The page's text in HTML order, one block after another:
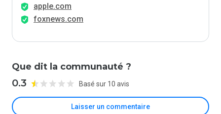
apple.com
foxnews.com
Que dit la communauté ?
0.3 Basé sur 10 avis
Laisser un commentaire